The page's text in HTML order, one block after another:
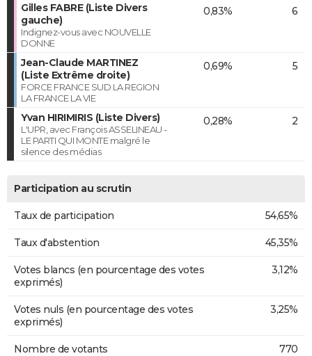
Gilles FABRE (Liste Divers
gauche)
Indignez-vous avec NOUVELLE
DONNE
0,83% 6
Jean-Claude MARTINEZ
(Liste Extrême droite)
FORCE FRANCE SUD LA REGION
LA FRANCE LA VIE
0,69% 5
Yvan HIRIMIRIS (Liste Divers)
L'UPR, avec François ASSELINEAU -
LE PARTI QUI MONTE malgré le
silence des médias
0,28% 2
Participation au scrutin
Taux de participation 54,65%
Taux d'abstention 45,35%
Votes blancs (en pourcentage des votes
exprimés)
3,12%
Votes nuls (en pourcentage des votes
exprimés)
3,25%
Nombre de votants 770